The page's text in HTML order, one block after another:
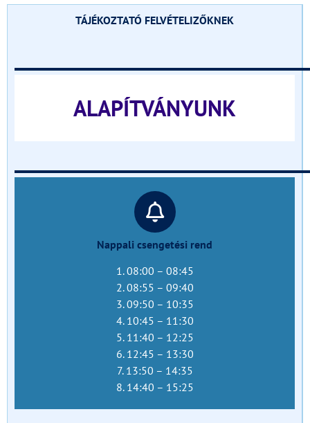
TÁJÉKOZTATÓ FELVÉTELIZŐKNEK
ALAPÍTVÁNYUNK
Nappali csengetési rend
1. 08:00 – 08:45
2. 08:55 – 09:40
3. 09:50 – 10:35
4. 10:45 – 11:30
5. 11:40 – 12:25
6. 12:45 – 13:30
7. 13:50 – 14:35
8. 14:40 – 15:25